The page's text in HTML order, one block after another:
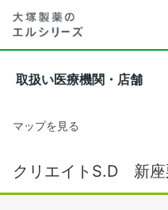
取扱い医療機関・店舗
マップを見る
クリエイトS.D 新座